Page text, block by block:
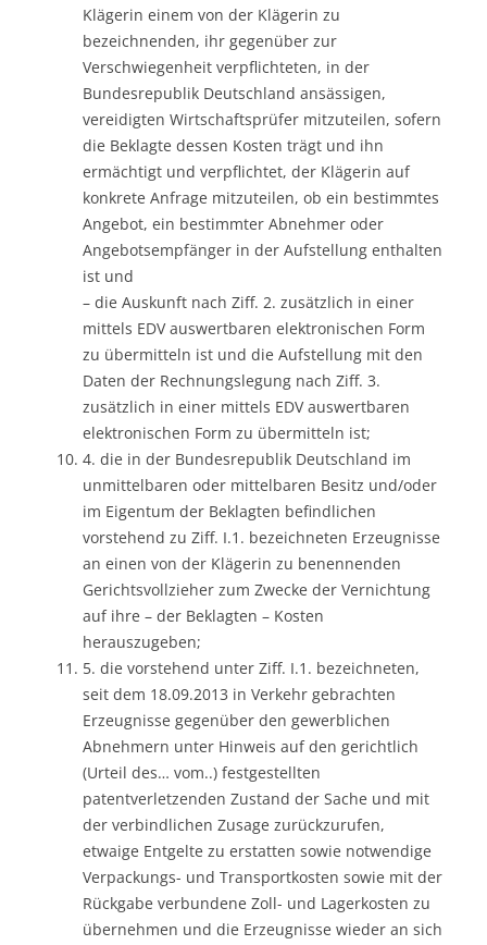
Klägerin einem von der Klägerin zu
bezeichnenden, ihr gegenüber zur
Verschwiegenheit verpflichteten, in der
Bundesrepublik Deutschland ansässigen,
vereidigten Wirtschaftsprüfer mitzuteilen, sofern
die Beklagte dessen Kosten trägt und ihn
ermächtigt und verpflichtet, der Klägerin auf
konkrete Anfrage mitzuteilen, ob ein bestimmtes
Angebot, ein bestimmter Abnehmer oder
Angebotsempfänger in der Aufstellung enthalten
ist und
– die Auskunft nach Ziff. 2. zusätzlich in einer
mittels EDV auswertbaren elektronischen Form
zu übermitteln ist und die Aufstellung mit den
Daten der Rechnungslegung nach Ziff. 3.
zusätzlich in einer mittels EDV auswertbaren
elektronischen Form zu übermitteln ist;
4. die in der Bundesrepublik Deutschland im
unmittelbaren oder mittelbaren Besitz und/oder
im Eigentum der Beklagten befindlichen
vorstehend zu Ziff. I.1. bezeichneten Erzeugnisse
an einen von der Klägerin zu benennenden
Gerichtsvollzieher zum Zwecke der Vernichtung
auf ihre – der Beklagten – Kosten
herauszugeben;
5. die vorstehend unter Ziff. I.1. bezeichneten,
seit dem 18.09.2013 in Verkehr gebrachten
Erzeugnisse gegenüber den gewerblichen
Abnehmern unter Hinweis auf den gerichtlich
(Urteil des… vom..) festgestellten
patentverletzenden Zustand der Sache und mit
der verbindlichen Zusage zurückzurufen,
etwaige Entgelte zu erstatten sowie notwendige
Verpackungs- und Transportkosten sowie mit der
Rückgabe verbundene Zoll- und Lagerkosten zu
übernehmen und die Erzeugnisse wieder an sich